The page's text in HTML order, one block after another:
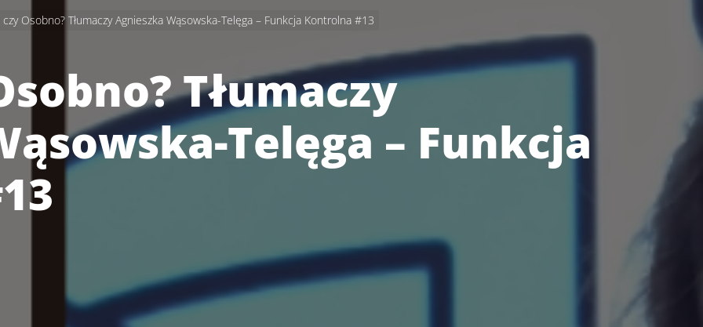
czy Osobno? Tłumaczy Agnieszka Wąsowska-Telęga – Funkcja Kontrolna #13
Tłumaczy
Telęga – Funkcja